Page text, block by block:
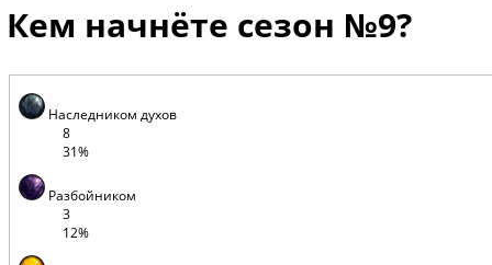
Кем начнёте сезон №9?
Наследником духов
8
31%
Разбойником
3
12%